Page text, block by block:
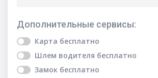
Дополнительные сервисы:
Карта бесплатно
Шлем водителя бесплатно
Замок бесплатно